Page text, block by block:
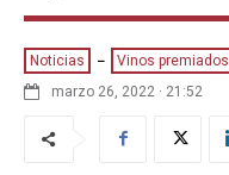
Noticias Vinos premiados
marzo 26, 2022 · 21:52